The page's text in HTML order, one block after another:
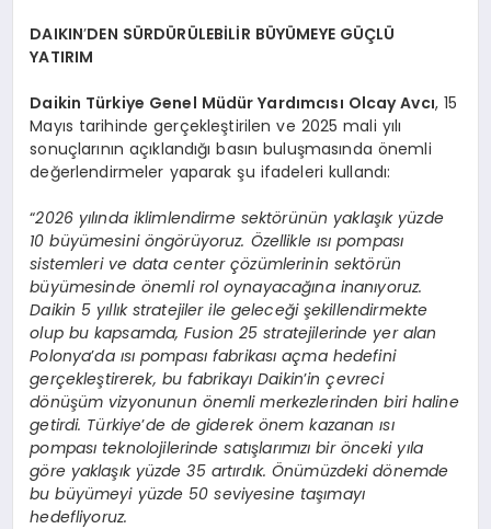
DAIKIN’DEN SÜRDÜRÜLEBİLİR BÜYÜMEYE GÜÇLÜ
YATIRIM
Daikin Türkiye Genel Müdür Yardımcısı Olcay Avcı, 15
Mayıs tarihinde gerçekleştirilen ve 2025 mali yılı
sonuçlarının açıklandığı basın buluşmasında önemli
değerlendirmeler yaparak şu ifadeleri kullandı:
“2026 yılında iklimlendirme sektörünün yaklaşık yüzde
10 büyümesini öngörüyoruz. Özellikle ısı pompası
sistemleri ve data center çözümlerinin sektörün
büyümesinde önemli rol oynayacağına inanıyoruz.
Daikin 5 yıllık stratejiler ile geleceği şekillendirmekte
olup bu kapsamda, Fusion 25 stratejilerinde yer alan
Polonya’da ısı pompası fabrikası açma hedefini
gerçekleştirerek, bu fabrikayı Daikin’in çevreci
dönüşüm vizyonunun önemli merkezlerinden biri haline
getirdi. Türkiye’de de giderek önem kazanan ısı
pompası teknolojilerinde satışlarımızı bir önceki yıla
göre yaklaşık yüzde 35 artırdık. Önümüzdeki dönemde
bu büyümeyi yüzde 50 seviyesine taşımayı
hedefliyoruz.